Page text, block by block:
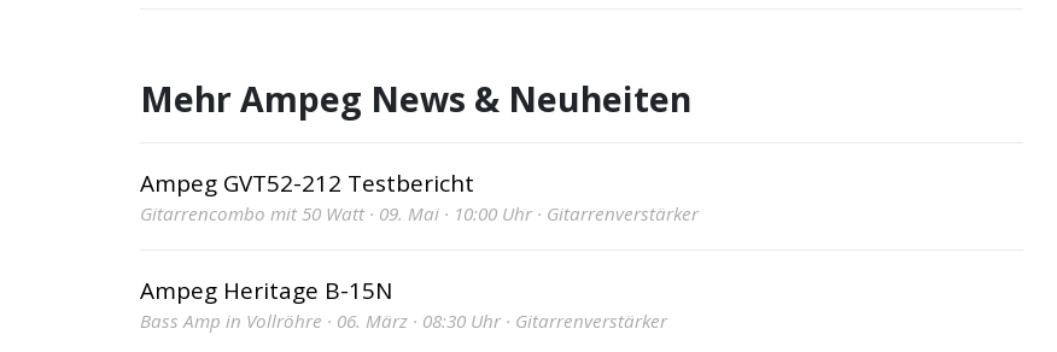
Mehr Ampeg News & Neuheiten
Ampeg GVT52-212 Testbericht
Gitarrencombo mit 50 Watt · 09. Mai · 10:00 Uhr · Gitarrenverstärker
Ampeg Heritage B-15N
Bass Amp in Vollröhre · 06. März · 08:30 Uhr · Gitarrenverstärker